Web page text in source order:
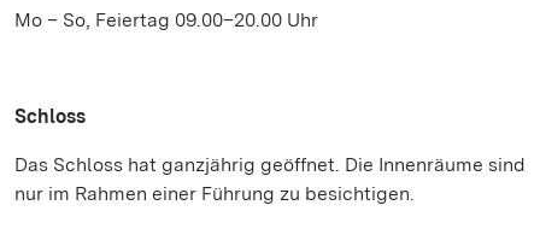
Mo – So, Feiertag 09.00–20.00 Uhr
Schloss
Das Schloss hat ganzjährig geöffnet. Die Innenräume sind
nur im Rahmen einer Führung zu besichtigen.